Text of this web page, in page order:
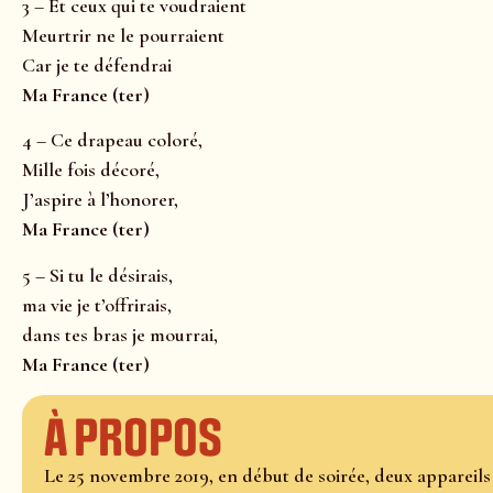
3 – Et ceux qui te voudraient
Meurtrir ne le pourraient
Car je te défendrai
Ma France (ter)
4 – Ce drapeau coloré,
Mille fois décoré,
J’aspire à l’honorer,
Ma France (ter)
5 – Si tu le désirais,
ma vie je t’offrirais,
dans tes bras je mourrai,
Ma France (ter)
À propos
Le 25 novembre 2019, en début de soirée, deux